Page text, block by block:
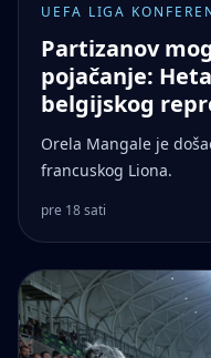
UEFA LIGA
Partizanov
pojačanje:
belgijskog
Orela Mangale je
francuskog Liona.
pre 18 sati